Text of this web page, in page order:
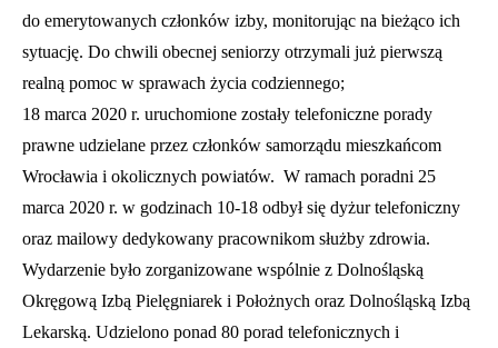
do emerytowanych członków izby, monitorując na bieżąco ich
sytuację. Do chwili obecnej seniorzy otrzymali już pierwszą
realną pomoc w sprawach życia codziennego;
18 marca 2020 r. uruchomione zostały telefoniczne porady
prawne udzielane przez członków samorządu mieszkańcom
Wrocławia i okolicznych powiatów. W ramach poradni 25
marca 2020 r. w godzinach 10-18 odbył się dyżur telefoniczny
oraz mailowy dedykowany pracownikom służby zdrowia.
Wydarzenie było zorganizowane wspólnie z Dolnośląską
Okręgową Izbą Pielęgniarek i Położnych oraz Dolnośląską Izbą
Lekarską. Udzielono ponad 80 porad telefonicznych i